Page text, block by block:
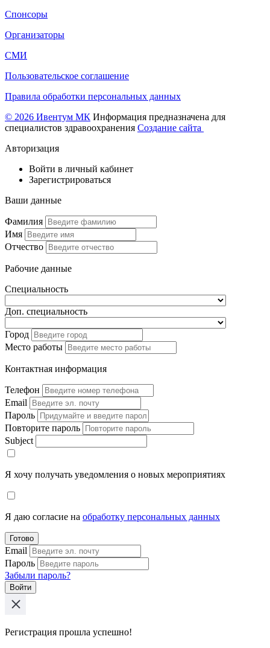
Спонсоры
Организаторы
СМИ
Пользовательское соглашение
Правила обработки персональных данных
© 2026 Ивентум МК Информация предназначена для
специалистов здравоохранения Создание сайта
Авторизация
Войти в личный кабинет
Зарегистрироваться
Ваши данные
Фамилия
Имя
Отчество
Рабочие данные
Специальность
Доп. специальность
Город
Место работы
Контактная информация
Телефон
Email
Пароль
Повторите пароль
Subject
Я хочу получать уведомления о новых мероприятиях
Я даю согласие на обработку персональных данных
Готово
Email
Пароль
Забыли пароль?
Войти
Регистрация прошла успешно!